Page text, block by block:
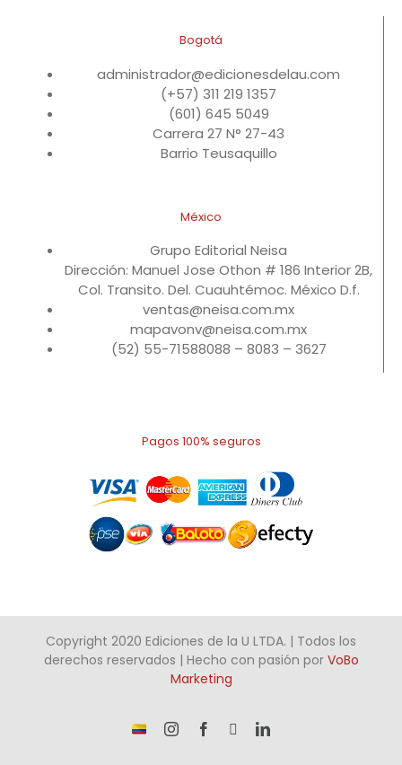
Bogotá
administrador@edicionesdelau.com
(+57) 311 219 1357
(601) 645 5049
Carrera 27 N° 27-43
Barrio Teusaquillo
México
Grupo Editorial Neisa
Dirección: Manuel Jose Othon # 186 Interior 2B,
Col. Transito. Del. Cuauhtémoc. México D.f.
ventas@neisa.com.mx
mapavonv@neisa.com.mx
(52) 55-71588088 – 8083 – 3627
Pagos 100% seguros
Copyright 2020 Ediciones de la U LTDA. | Todos los
derechos reservados | Hecho con pasión por VoBo
Marketing
¡Somos InstagramFacebook LinkedIn